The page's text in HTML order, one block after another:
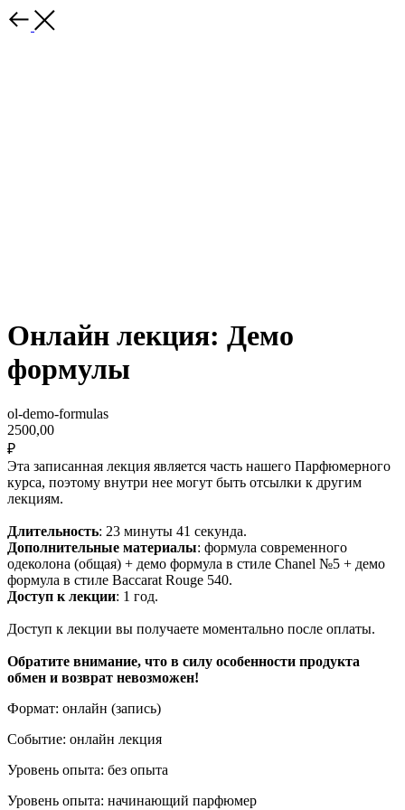
Онлайн лекция: Демо
формулы
ol-demo-formulas
2500,00
₽
Эта записанная лекция является часть нашего Парфюмерного
курса, поэтому внутри нее могут быть отсылки к другим
лекциям.
Длительность: 23 минуты 41 секунда.
Дополнительные материалы: формула современного
одеколона (общая) + демо формула в стиле Chanel №5 + демо
формула в стиле Baccarat Rouge 540.
Доступ к лекции: 1 год.
Доступ к лекции вы получаете моментально после оплаты.
Обратите внимание, что в силу особенности продукта
обмен и возврат невозможен!
Формат: онлайн (запись)
Событие: онлайн лекция
Уровень опыта: без опыта
Уровень опыта: начинающий парфюмер